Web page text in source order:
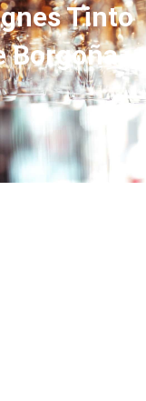
Tinto
Borgoña,